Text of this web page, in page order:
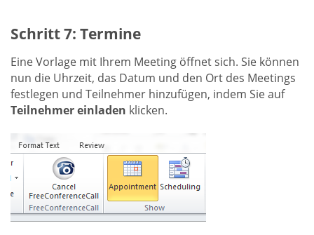
Schritt 7: Termine
Eine Vorlage mit Ihrem Meeting öffnet sich. Sie können
nun die Uhrzeit, das Datum und den Ort des Meetings
festlegen und Teilnehmer hinzufügen, indem Sie auf
Teilnehmer einladen klicken.